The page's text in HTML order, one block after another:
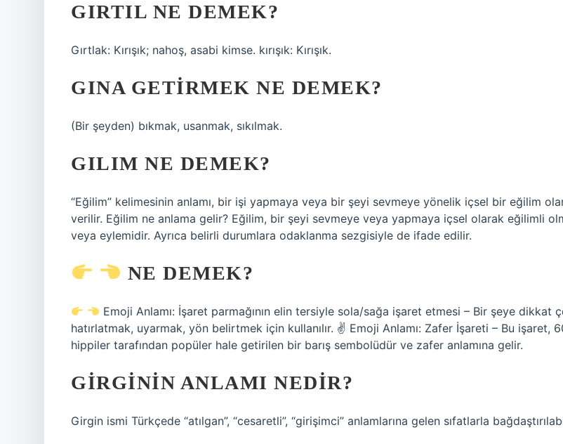
GIRTIL NE DEMEK?
Gırtlak: Kırışık; nahoş, asabi kimse. kırışık: Kırışık.
GINA GETIRMEK NE DEMEK?
(Bir şeyden) bıkmak, usanmak, sıkılmak.
GILIM NE DEMEK?
“Eğilim” kelimesinin anlamı, bir işi yapmaya veya bir şeyi sevmeye yönelik içsel bir eğilim
verilir. Eğilim ne anlama gelir? Eğilim, bir şeyi sevmeye veya yapmaya içsel olarak eğilimli
veya eylemidir. Ayrıca belirli durumlara odaklanma sezgisiyle de ifade edilir.
NE DEMEK?
Emoji Anlamı: İşaret parmağının elin tersiyle sola/sağa işaret etmesi – Bir şeye dikkat
hatırlatmak, uyarmak, yön belirtmek için kullanılır. ✌ Emoji Anlamı: Zafer İşareti – Bu işaret,
hippiler tarafından popüler hale getirilen bir barış sembolüdür ve zafer anlamına gelir.
GIRGININ ANLAMI NEDIR?
Girgin ismi Türkçede “atılgan”, “cesaretli”, “girişimci” anlamlarına gelen sıfatlarla